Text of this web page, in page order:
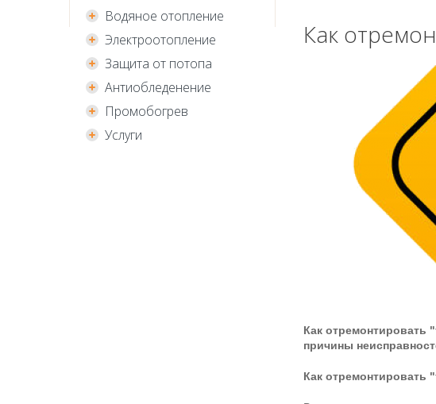
Водяное отопление
Электроотопление
Защита от потопа
Антиобледенение
Промобогрев
Услуги
Как
Как отремонтировать
причины
Как отремонтировать